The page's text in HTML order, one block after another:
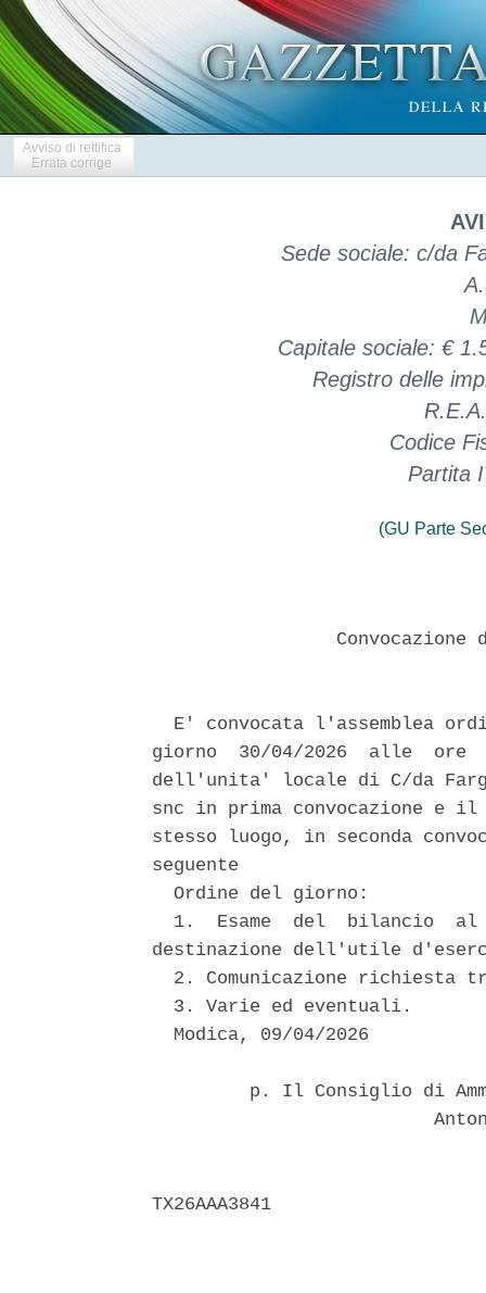
Avviso di rettifica
Errata corrige
Sede sociale: c/da
Capitale sociale: €
Registro delle
Codice
Partita
(GU Parte
Convocazione
E' convocata l'assemblea
giorno  30/04/2026  alle  ore
dell'unita' locale di C/da
snc in prima convocazione e
stesso luogo, in seconda
seguente
  Ordine del giorno:
1.  Esame  del  bilancio
destinazione dell'utile
2. Comunicazione richiesta
  3. Varie ed eventuali.
  Modica, 09/04/2026
p. Il Consiglio di